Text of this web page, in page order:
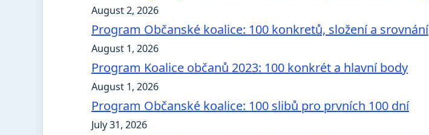
August 2, 2026
Program Občanské koalice: 100 konkretů, složení a srovnání
August 1, 2026
Program Koalice občanů 2023: 100 konkrét a hlavní body
August 1, 2026
Program Občanské koalice: 100 slibů pro prvních 100 dní
July 31, 2026